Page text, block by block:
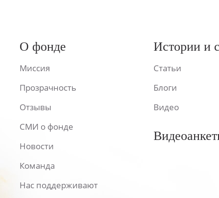
О фонде
Миссия
Прозрачность
Отзывы
СМИ о фонде
Новости
Команда
Нас поддерживают
Истории и
Статьи
Блоги
Видео